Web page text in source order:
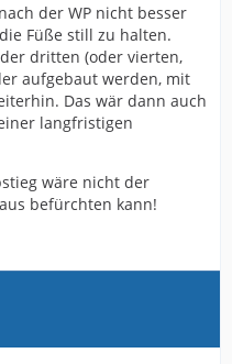
der WP nicht besser
Füße still zu halten.
dritten (oder vierten,
aufgebaut werden, mit
Das wär dann auch
langfristigen
wäre nicht der
befürchten kann!